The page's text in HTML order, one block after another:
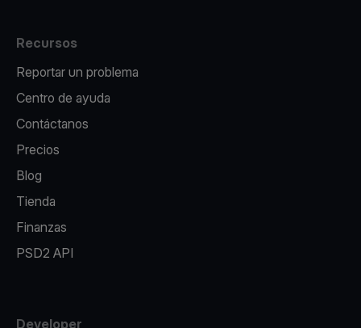
Recursos
Reportar un problema
Centro de ayuda
Contáctanos
Precios
Blog
Tienda
Finanzas
PSD2 API
Developer